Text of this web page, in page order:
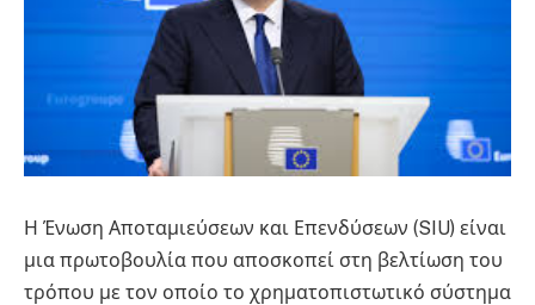
Η Ένωση Αποταμιεύσεων και Επενδύσεων (SIU) είναι
μια πρωτοβουλία που αποσκοπεί στη βελτίωση του
τρόπου με τον οποίο το χρηματοπιστωτικό σύστημα